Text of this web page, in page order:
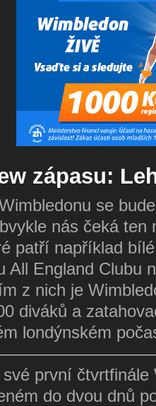
zápasu:
se
nás čeká ten
patří například
All England Clubu
z nich je
diváků a
londýnském
první čtvrtfinále
do dvou dnů